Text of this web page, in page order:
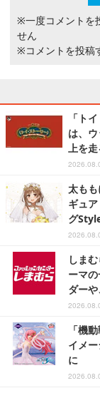
※一度コメントを
せん
※コメントを投稿
「ト
は、
上を
太も
ギュ
グ
しま
ーマ
ダー
「機
イメ
に